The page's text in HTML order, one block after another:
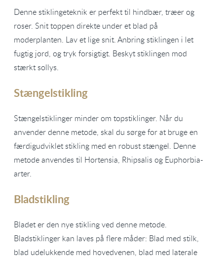
Denne stiklingeteknik er perfekt til hindbær, træer og
roser. Snit toppen direkte under et blad på
moderplanten. Lav et lige snit. Anbring stiklingen i let
fugtig jord, og tryk forsigtigt. Beskyt stiklingen mod
stærkt sollys.
Stængelstikling
Stængelstiklinger minder om topstiklinger. Når du
anvender denne metode, skal du sørge for at bruge en
færdigudviklet stikling med en robust stængel. Denne
metode anvendes til Hortensia, Rhipsalis og Euphorbia-
arter.
Bladstikling
Bladet er den nye stikling ved denne metode.
Bladstiklinger kan laves på flere måder: Blad med stilk,
blad udelukkende med hovedvenen, blad med laterale